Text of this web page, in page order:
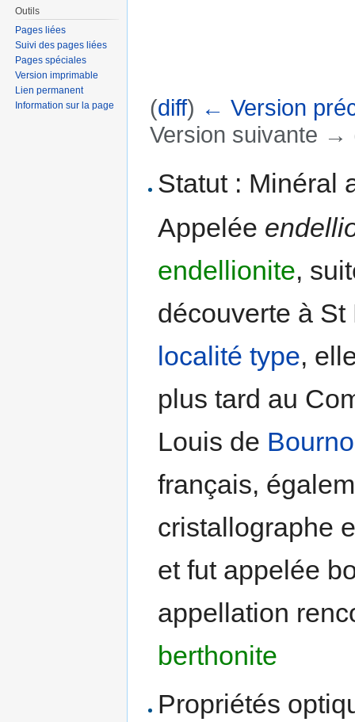
(diff) ← Version
Version suivante →
Statut : Minéral
Appelée
endellionite,
découverte à
localité type,
plus tard au
Louis de
français,
cristallographe
et fut appelée
appellation
berthonite
Propriétés
Outils
Pages liées
Suivi des pages liées
Pages spéciales
Version imprimable
Lien permanent
Information sur la page